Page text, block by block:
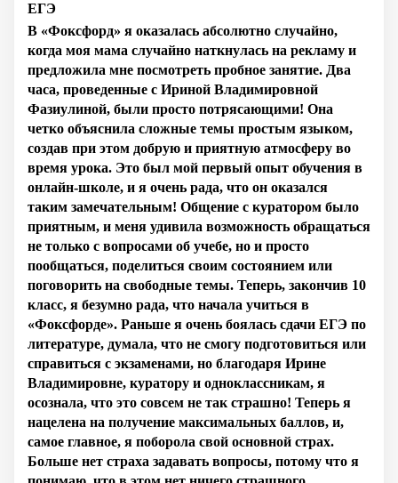
ЕГЭ
В «Фоксфорд» я оказалась абсолютно случайно,
когда моя мама случайно наткнулась на рекламу и
предложила мне посмотреть пробное занятие. Два
часа, проведенные с Ириной Владимировной
Фазиулиной, были просто потрясающими! Она
четко объяснила сложные темы простым языком,
создав при этом добрую и приятную атмосферу во
время урока. Это был мой первый опыт обучения в
онлайн-школе, и я очень рада, что он оказался
таким замечательным! Общение с куратором было
приятным, и меня удивила возможность обращаться
не только с вопросами об учебе, но и просто
пообщаться, поделиться своим состоянием или
поговорить на свободные темы. Теперь, закончив 10
класс, я безумно рада, что начала учиться в
«Фоксфорде». Раньше я очень боялась сдачи ЕГЭ по
литературе, думала, что не смогу подготовиться или
справиться с экзаменами, но благодаря Ирине
Владимировне, куратору и одноклассникам, я
осознала, что это совсем не так страшно! Теперь я
нацелена на получение максимальных баллов, и,
самое главное, я поборола свой основной страх.
Больше нет страха задавать вопросы, потому что я